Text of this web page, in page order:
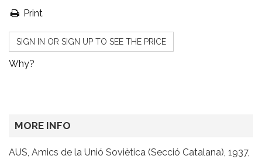
Print
SIGN IN OR SIGN UP TO SEE THE PRICE
Why?
MORE INFO
AUS, Amics de la Unió Soviètica (Secció Catalana), 1937,